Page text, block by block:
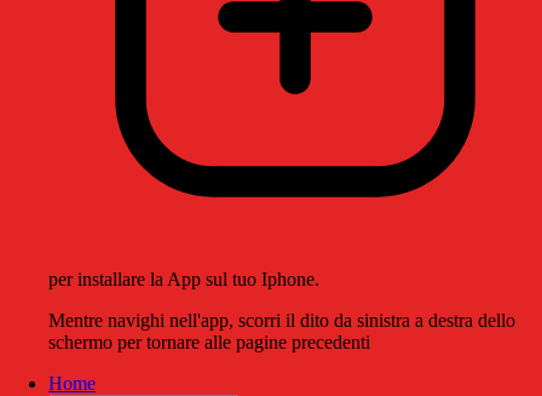
per installare la App sul tuo Iphone.
Mentre navighi nell'app, scorri il dito da sinistra a destra dello
schermo per tornare alle pagine precedenti
Home